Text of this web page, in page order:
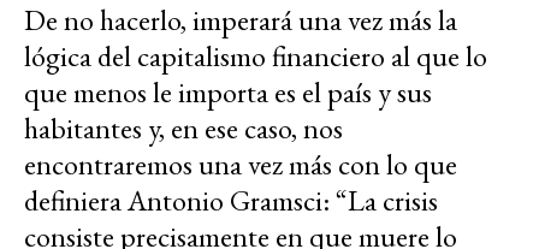
De no hacerlo, imperará una vez más la
lógica del capitalismo financiero al que lo
que menos le importa es el país y sus
habitantes y, en ese caso, nos
encontraremos una vez más con lo que
definiera Antonio Gramsci: “La crisis
consiste precisamente en que muere lo